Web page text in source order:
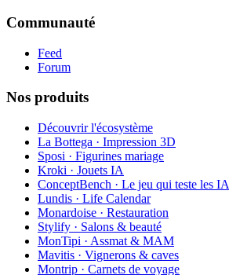
Communauté
Feed
Forum
Nos produits
Découvrir l'écosystème
La Bottega · Impression 3D
Sposi · Figurines mariage
Kroki · Jouets IA
ConceptBench · Le jeu qui teste les IA
Lundis · Life Calendar
Monardoise · Restauration
Stylify · Salons & beauté
MonTipi · Assmat & MAM
Mavitis · Vignerons & caves
Montrip · Carnets de voyage